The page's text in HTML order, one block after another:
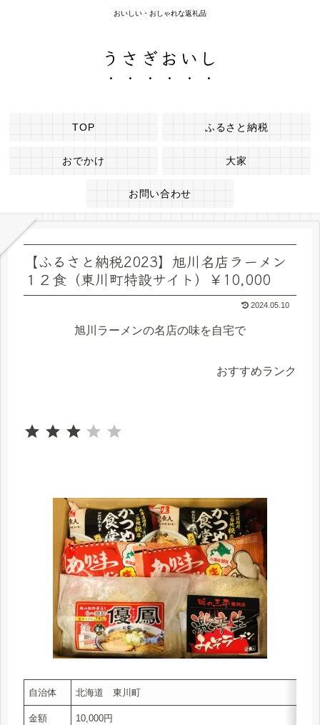
おいしい・おしゃれな返礼品
うさぎおいし
TOP ふるさと納税
おでかけ 大家
お問い合わせ
【ふるさと納税2023】旭川名店ラーメン
１２食（東川町特設サイト）￥10,000
2024.05.10
旭川ラーメンの名店の味を自宅で
おすすめランク
自治体 北海道 東川町
金額 10,000円